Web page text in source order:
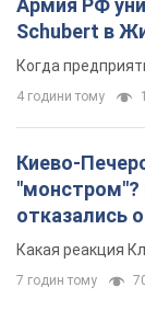
Армия РФ
Schubert в
Когда
4 години тому
Киево-
"монстром"?
отказались
небоскреба
Какая реакция
7 годин тому